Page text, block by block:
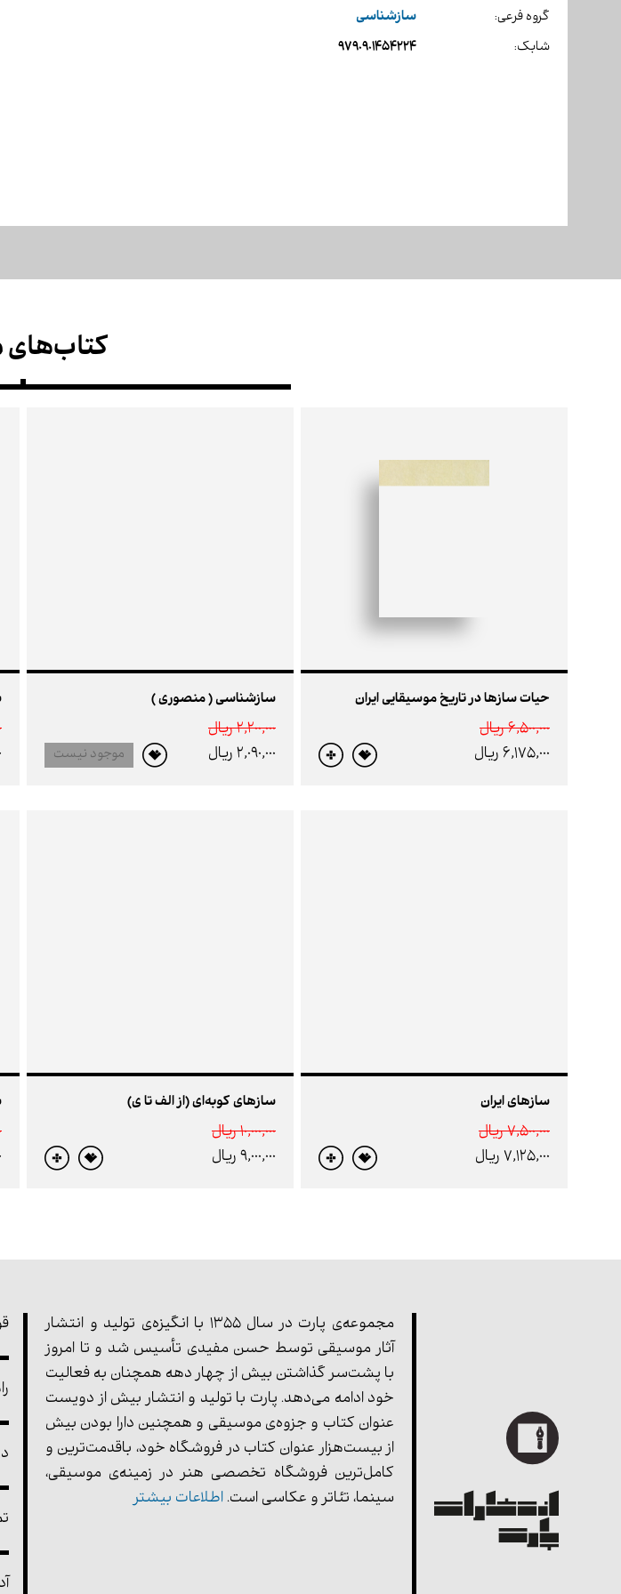
گروه فرعی: سازشناسی
شابک: 9790901454224
کتاب‌های
حیات سازها در تاریخ موسیقایی ایران
6,500,000 ريال
6,175,000 ريال
سازشناسی ( منصوری )
2,200,000 ريال
2,090,000 ريال
موجود نیست
سازهای ایران
7,500,000 ريال
7,125,000 ريال
سازهای کوبه‌ای (از الف تا ی)
10,000,000 ريال
9,000,000 ريال
مجموعه‌ی پارت در سال 1355 با انگیزه‌ی تولید و انتشار
آثار موسیقی توسط حسن مفیدی تأسیس شد و تا امروز
با پشت‌سر گذاشتن بیش از چهار دهه همچنان به فعالیت
خود ادامه می‌دهد. پارت با تولید و انتشار بیش از دویست
عنوان کتاب و جزوه‌ی موسیقی و همچنین دارا بودن بیش
از بیست‌هزار عنوان کتاب در فروشگاه خود، باقدمت‌ترین و
کامل‌ترین فروشگاه تخصصی هنر در زمینه‌ی موسیقی،
سینما، تئاتر و عکاسی است. اطلاعات بیشتر